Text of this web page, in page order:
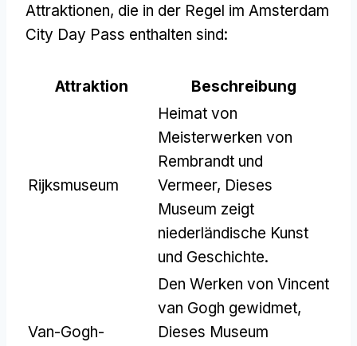
Attraktionen, die in der Regel im Amsterdam
City Day Pass enthalten sind:
Attraktion Beschreibung
Rijksmuseum
Heimat von
Meisterwerken von
Rembrandt und
Vermeer, Dieses
Museum zeigt
niederländische Kunst
und Geschichte.
Van-Gogh-
Den Werken von Vincent
van Gogh gewidmet,
Dieses Museum